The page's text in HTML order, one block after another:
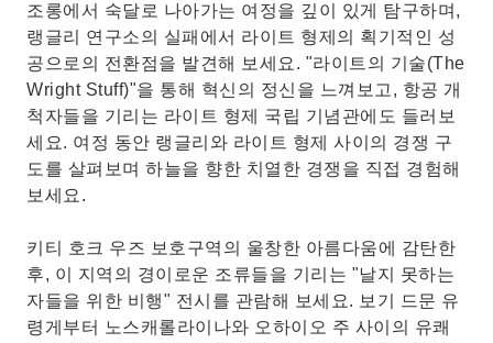
조롱에서 숙달로 나아가는 여정을 깊이 있게 탐구하며,
랭글리 연구소의 실패에서 라이트 형제의 획기적인 성
공으로의 전환점을 발견해 보세요. "라이트의 기술(The
Wright Stuff)"을 통해 혁신의 정신을 느껴보고, 항공 개
척자들을 기리는 라이트 형제 국립 기념관에도 들러보
세요. 여정 동안 랭글리와 라이트 형제 사이의 경쟁 구
도를 살펴보며 하늘을 향한 치열한 경쟁을 직접 경험해
보세요.
키티 호크 우즈 보호구역의 울창한 아름다움에 감탄한
후, 이 지역의 경이로운 조류들을 기리는 "날지 못하는
자들을 위한 비행" 전시를 관람해 보세요. 보기 드문 유
령게부터 노스캐롤라이나와 오하이오 주 사이의 유쾌